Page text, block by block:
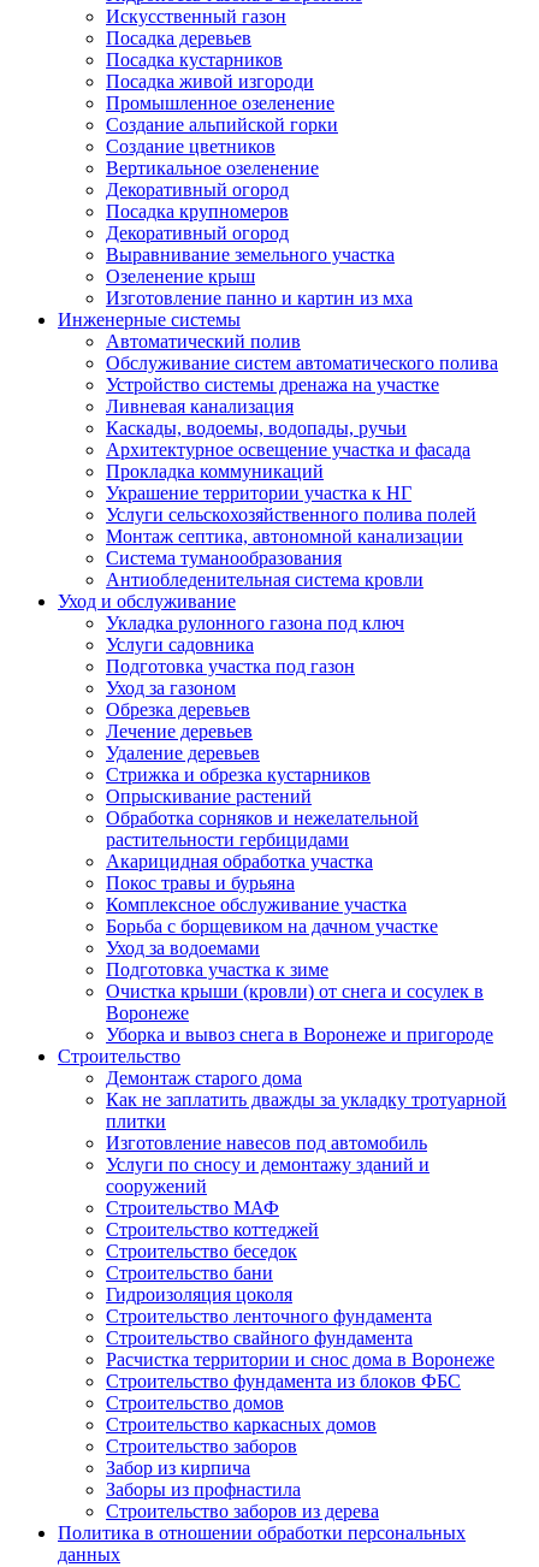
Искусственный газон
Посадка деревьев
Посадка кустарников
Посадка живой изгороди
Промышленное озеленение
Создание альпийской горки
Создание цветников
Вертикальное озеленение
Декоративный огород
Посадка крупномеров
Декоративный огород
Выравнивание земельного участка
Озеленение крыш
Изготовление панно и картин из мха
Инженерные системы
Автоматический полив
Обслуживание систем автоматического полива
Устройство системы дренажа на участке
Ливневая канализация
Каскады, водоемы, водопады, ручьи
Архитектурное освещение участка и фасада
Прокладка коммуникаций
Украшение территории участка к НГ
Услуги сельскохозяйственного полива полей
Монтаж септика, автономной канализации
Система туманообразования
Антиобледенительная система кровли
Уход и обслуживание
Укладка рулонного газона под ключ
Услуги садовника
Подготовка участка под газон
Уход за газоном
Обрезка деревьев
Лечение деревьев
Удаление деревьев
Стрижка и обрезка кустарников
Опрыскивание растений
Обработка сорняков и нежелательной
растительности гербицидами
Акарицидная обработка участка
Покос травы и бурьяна
Комплексное обслуживание участка
Борьба с борщевиком на дачном участке
Уход за водоемами
Подготовка участка к зиме
Очистка крыши (кровли) от снега и сосулек в
Воронеже
Уборка и вывоз снега в Воронеже и пригороде
Строительство
Демонтаж старого дома
Как не заплатить дважды за укладку тротуарной
плитки
Изготовление навесов под автомобиль
Услуги по сносу и демонтажу зданий и
сооружений
Строительство МАФ
Строительство коттеджей
Строительство беседок
Строительство бани
Гидроизоляция цоколя
Строительство ленточного фундамента
Строительство свайного фундамента
Расчистка территории и снос дома в Воронеже
Строительство фундамента из блоков ФБС
Строительство домов
Строительство каркасных домов
Строительство заборов
Забор из кирпича
Заборы из профнастила
Строительство заборов из дерева
Политика в отношении обработки персональных
данных